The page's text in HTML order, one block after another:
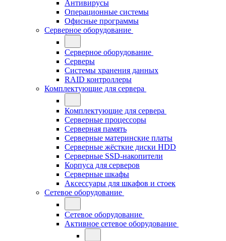
Антивирусы
Операционные системы
Офисные программы
Серверное оборудование
Серверное оборудование
Серверы
Системы хранения данных
RAID контроллеры
Комплектующие для сервера
Комплектующие для сервера
Серверные процессоры
Серверная память
Серверные материнские платы
Серверные жёсткие диски HDD
Серверные SSD-накопители
Корпуса для серверов
Серверные шкафы
Аксессуары для шкафов и стоек
Сетевое оборудование
Сетевое оборудование
Активное сетевое оборудование